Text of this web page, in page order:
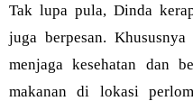
Tak lupa pula, Dinda
juga berpesan.
menjaga kesehatan dan
makanan di lokasi